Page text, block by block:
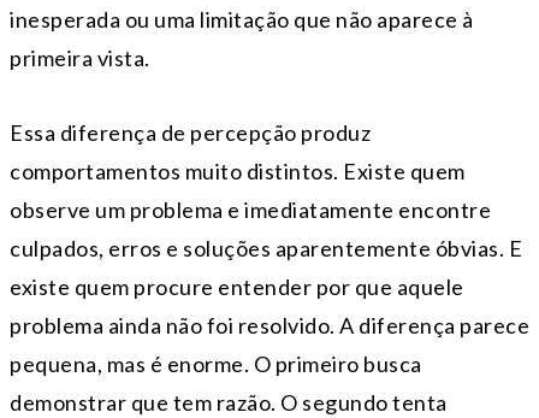
inesperada ou uma limitação que não aparece à
primeira vista.
Essa diferença de percepção produz
comportamentos muito distintos. Existe quem
observe um problema e imediatamente encontre
culpados, erros e soluções aparentemente óbvias. E
existe quem procure entender por que aquele
problema ainda não foi resolvido. A diferença parece
pequena, mas é enorme. O primeiro busca
demonstrar que tem razão. O segundo tenta